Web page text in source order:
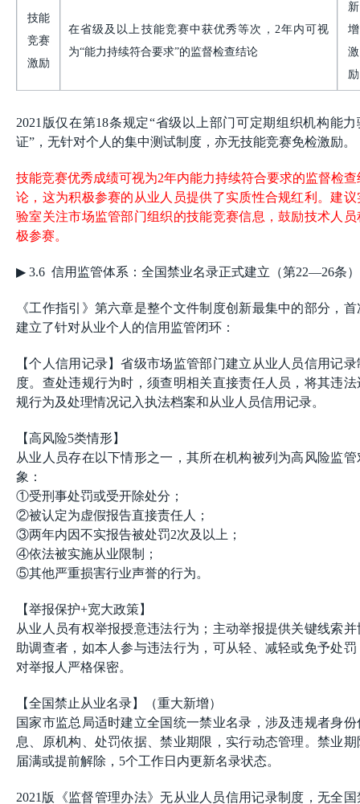
技能
竞赛
激励
在省级及以上技能竞赛中获优秀等次， 2年内可视
为“能力持续符合要求”的监督检查结论
新
增
激
励
2021版仅在第18条规定“省级以上部门可定期组织机构能力
证”，无针对个人的集中测试制度，亦无技能竞赛免检激励。
技能竞赛优秀成绩可视为2年内能力持续符合要求的监督检查
论，这为积极参赛的从业人员提供了实质性合规红利。建议
验室关注市场监管部门组织的技能竞赛信息，鼓励技术人员
极参赛。
▶ 3.6 信用监管体系：全国禁业名录正式建立（第22—26条）
《工作指引》第六章是整个文件制度创新最集中的部分，首
建立了针对从业个人的信用监管闭环：
【个人信用记录】省级市场监管部门建立从业人员信用记录
度。查处违规行为时，须查明相关直接责任人员，将其违法
规行为及处理情况记入执法档案和从业人员信用记录。
【高风险5类情形】
从业人员存在以下情形之一，其所在机构被列为高风险监管
象：
①受刑事处罚或受开除处分；
②被认定为虚假报告直接责任人；
③两年内因不实报告被处罚2次及以上；
④依法被实施从业限制；
⑤其他严重损害行业声誉的行为。
【举报保护+宽大政策】
从业人员有权举报授意违法行为；主动举报提供关键线索并
助调查者，如本人参与违法行为，可从轻、减轻或免予处罚
对举报人严格保密。
【全国禁止从业名录】（重大新增）
国家市监总局适时建立全国统一禁业名录，涉及违规者身份
息、原机构、处罚依据、禁业期限，实行动态管理。禁业期
届满或提前解除，5个工作日内更新名录状态。
2021版《监督管理办法》无从业人员信用记录制度，无全国